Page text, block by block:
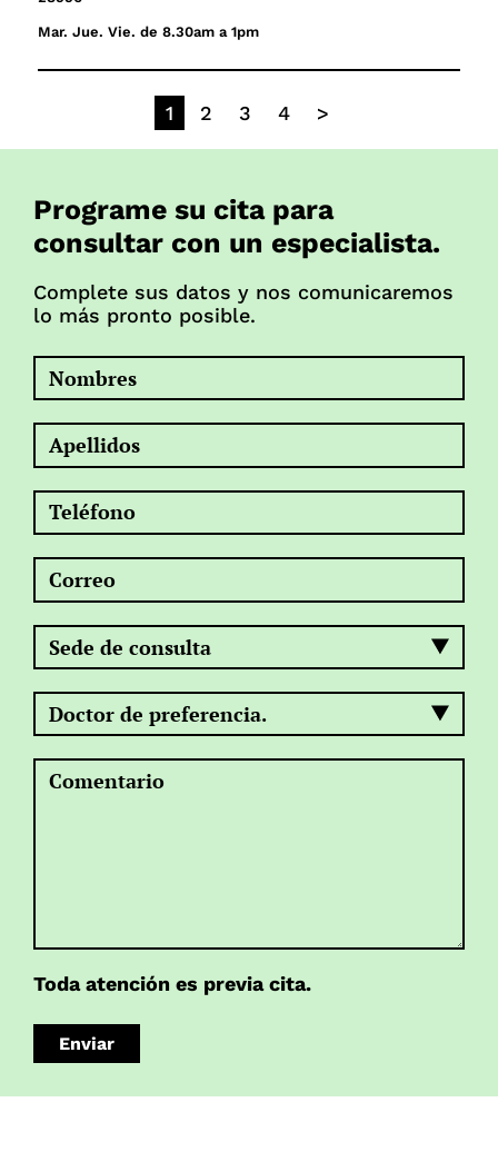
1 2 3 4 >
Mar. Jue. Vie. de 8.30am a 1pm
Programe su cita para
consultar con un especialista.
Complete sus datos y nos comunicaremos
lo más pronto posible.
Toda atención es previa cita.